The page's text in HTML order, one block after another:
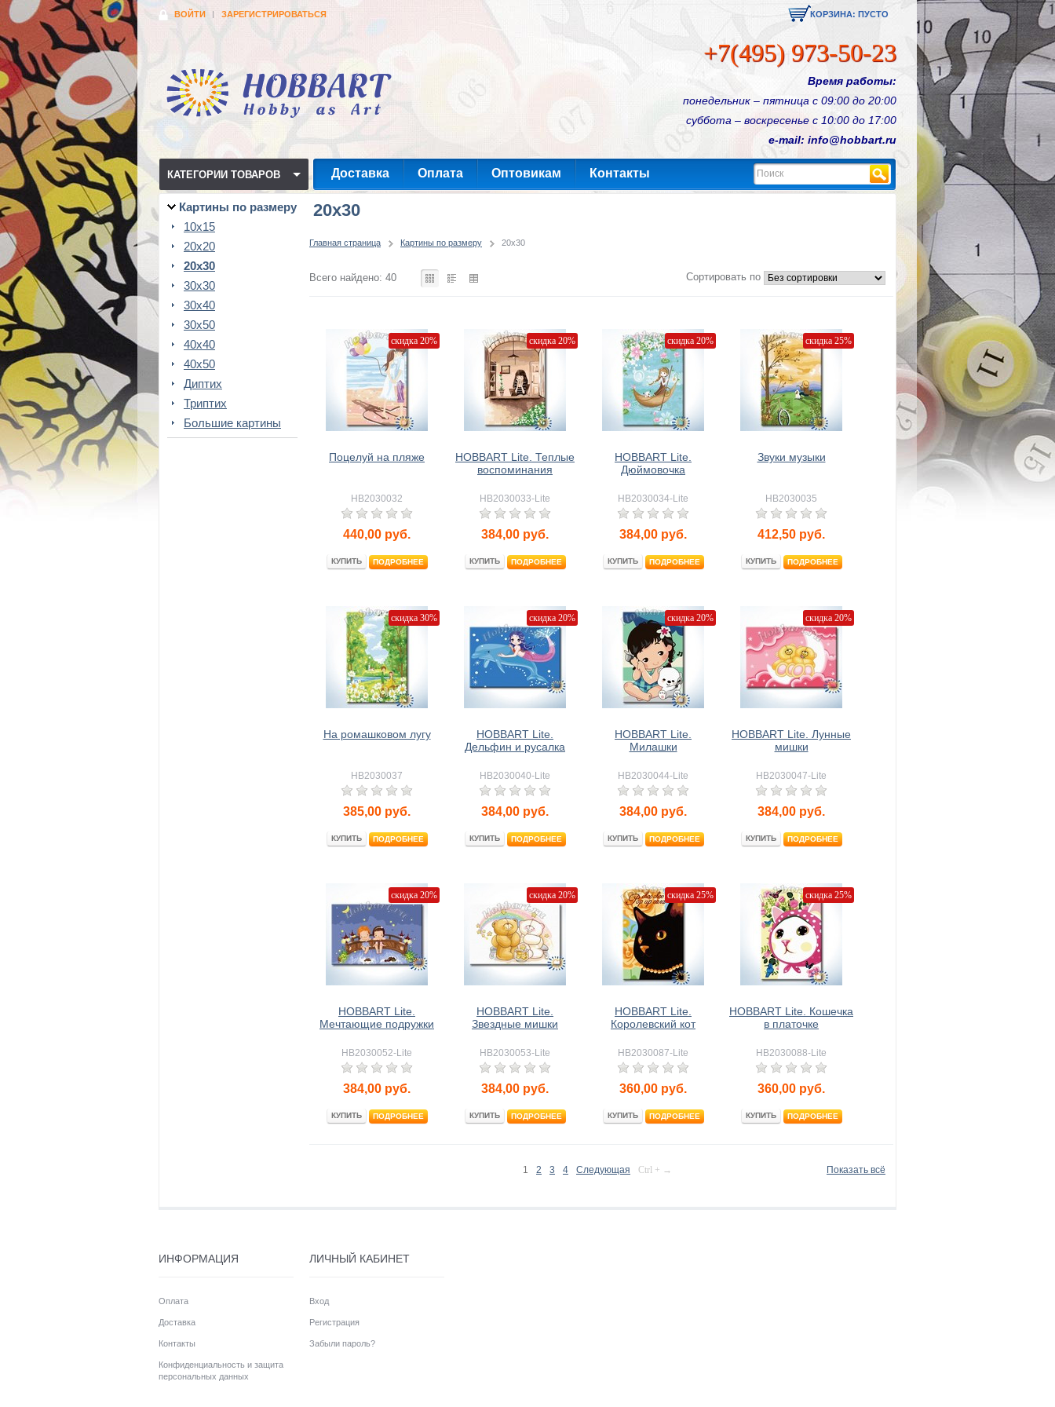
ВОЙТИ ЗАРЕГИСТРИРОВАТЬСЯ КОРЗИНА: ПУСТО
+7(495) 973-50-23
Время работы:
понедельник – пятница с 09:00 до 20:00
суббота – воскресенье с 10:00 до 17:00
e-mail: info@hobbart.ru
КАТЕГОРИИ ТОВАРОВ Доставка Оплата Оптовикам Контакты Найти
Картины по размеру
10x15
20x20
20x30
30x30
30x40
30x50
40x40
40x50
Диптих
Триптих
Большие картины
20x30
Главная страница Картины по размеру 20x30
Всего найдено: 40 Сортировать по
скидка 20%
Поцелуй на пляже
HB2030032
440,00 руб.
КУПИТЬ ПОДРОБНЕЕ
скидка 20%
HOBBART Lite. Теплые
воспоминания
HB2030033-Lite
384,00 руб.
КУПИТЬ ПОДРОБНЕЕ
скидка 20%
HOBBART Lite.
Дюймовочка
HB2030034-Lite
384,00 руб.
КУПИТЬ ПОДРОБНЕЕ
скидка 25%
Звуки музыки
HB2030035
412,50 руб.
КУПИТЬ ПОДРОБНЕЕ
скидка 30%
На ромашковом лугу
HB2030037
385,00 руб.
КУПИТЬ ПОДРОБНЕЕ
скидка 20%
HOBBART Lite.
Дельфин и русалка
HB2030040-Lite
384,00 руб.
КУПИТЬ ПОДРОБНЕЕ
скидка 20%
HOBBART Lite.
Милашки
HB2030044-Lite
384,00 руб.
КУПИТЬ ПОДРОБНЕЕ
скидка 20%
HOBBART Lite. Лунные
мишки
HB2030047-Lite
384,00 руб.
КУПИТЬ ПОДРОБНЕЕ
скидка 20%
HOBBART Lite.
Мечтающие подружки
HB2030052-Lite
384,00 руб.
КУПИТЬ ПОДРОБНЕЕ
скидка 20%
HOBBART Lite.
Звездные мишки
HB2030053-Lite
384,00 руб.
КУПИТЬ ПОДРОБНЕЕ
скидка 25%
HOBBART Lite.
Королевский кот
HB2030087-Lite
360,00 руб.
КУПИТЬ ПОДРОБНЕЕ
скидка 25%
HOBBART Lite. Кошечка
в платочке
HB2030088-Lite
360,00 руб.
КУПИТЬ ПОДРОБНЕЕ
1 2 3 4 Следующая Ctrl + → Показать всё
ИНФОРМАЦИЯ
Оплата
Доставка
Контакты
Конфиденциальность и защита
персональных данных
ЛИЧНЫЙ КАБИНЕТ
Вход
Регистрация
Забыли пароль?